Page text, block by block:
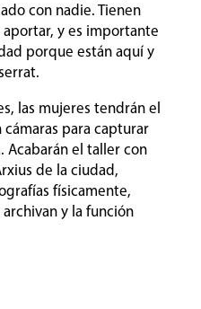
con nadie. Tienen
y es importante
porque están aquí y
las mujeres tendrán el
para capturar
Acabarán el taller con
de la ciudad,
físicamente,
y la función